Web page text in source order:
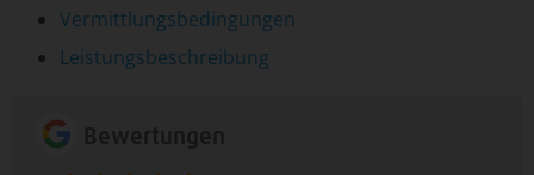
Vermittlungsbedingungen
Leistungsbeschreibung